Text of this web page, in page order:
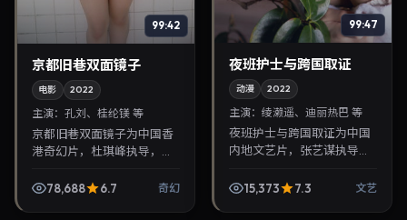
99:42
京都旧巷双面镜子
电影 2022
主演： 孔刘、桂纶镁 等
京都旧巷双面镜子为中国香
港奇幻片，杜琪峰执导，孔
年2月23日首映，讲述人性
78,688 6.7 奇幻
99:47
夜班护士与跨国取证
动漫 2022
主演：绫濑遥、迪丽热巴 等
夜班护士与跨国取证为中国
内地文艺片，张艺谋执导，
演。2022年7月25日首映，
15,373 7.3 文艺